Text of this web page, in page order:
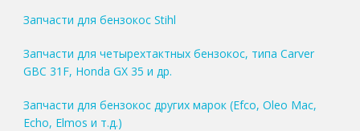
Запчасти для бензокос Stihl
Запчасти для четырехтактных бензокос, типа Carver
GBC 31F, Honda GX 35 и др.
Запчасти для бензокос других марок (Efco, Oleo Mac,
Echo, Elmos и т.д.)